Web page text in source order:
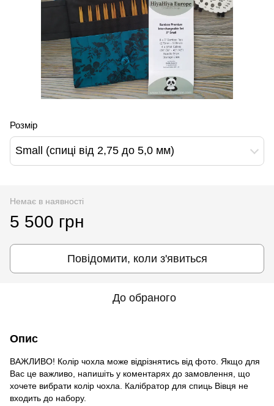
Розмір
Small (спиці від 2,75 до 5,0 мм)
Немає в наявності
5 500 грн
Повідомити, коли з'явиться
До обраного
Опис
ВАЖЛИВО! Колір чохла може відрізнятись від фото. Якщо для
Вас це важливо, напишіть у коментарях до замовлення, що
хочете вибрати колір чохла. Калібратор для спиць Вівця не
входить до набору.